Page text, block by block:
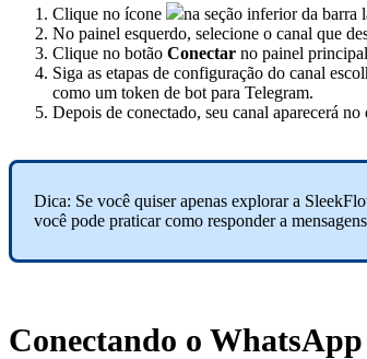
Clique no ícone na seção inferior da barra
No painel esquerdo, selecione o canal que
Clique no botão Conectar no painel
Siga as etapas de configuração do canal
como um token de bot para Telegram.
Depois de conectado, seu canal aparecerá
Dica: Se você quiser apenas explorar a
você pode praticar como responder a
Conectando o